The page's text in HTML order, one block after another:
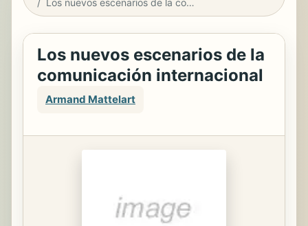
Los nuevos escenarios de la comunicación internacional
Los nuevos escenarios de la
comunicación internacional
Armand Mattelart